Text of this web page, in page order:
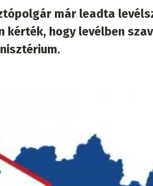
már leadta
kérték, hogy levélben